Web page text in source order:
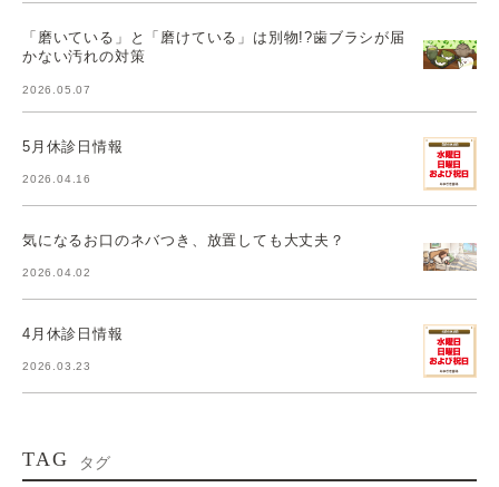
「磨いている」と「磨けている」は別物!?歯ブラシが届
かない汚れの対策
2026.05.07
5月休診日情報
2026.04.16
気になるお口のネバつき、放置しても大丈夫？
2026.04.02
4月休診日情報
2026.03.23
TAG タグ